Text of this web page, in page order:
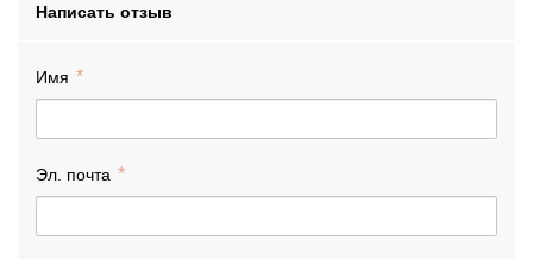
Написать отзыв
Имя
Эл. почта